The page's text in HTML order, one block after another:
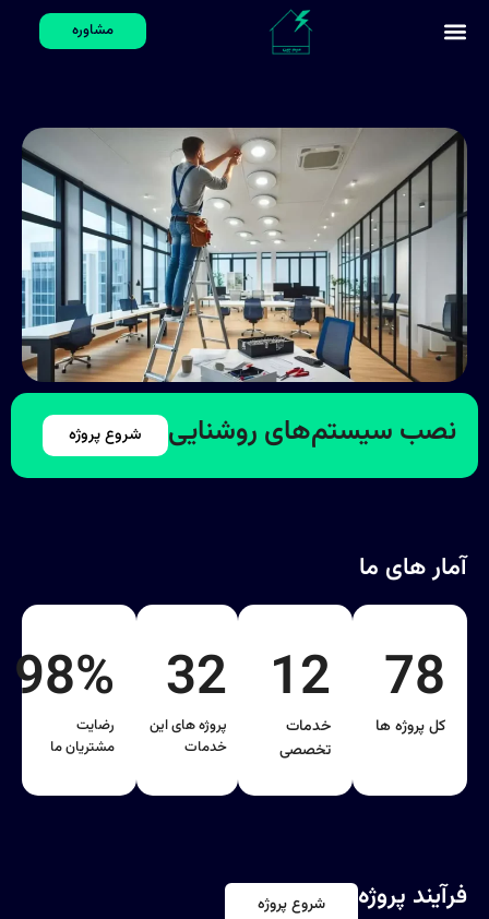
مشاوره
نصب سیستم‌های روشنایی شروع پروژه
آمار های ما
78
کل پروژه ها
12
خدمات
تخصصی
32
پروژه های این
خدمات
98%
رضایت
مشتریان ما
فرآیند پروژه شروع پروژه